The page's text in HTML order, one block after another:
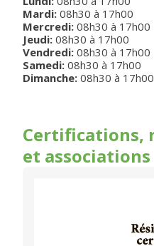
Mardi: 08h30 à 17h00
Mercredi: 08h30 à 17h00
Jeudi: 08h30 à 17h00
Vendredi: 08h30 à 17h00
Samedi: 08h30 à 17h00
Dimanche: 08h30 à 17h00
Certifications,
et associations